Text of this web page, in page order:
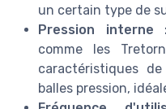
un certain type de
Pression interne
comme les
caractéristiques
balles pression,